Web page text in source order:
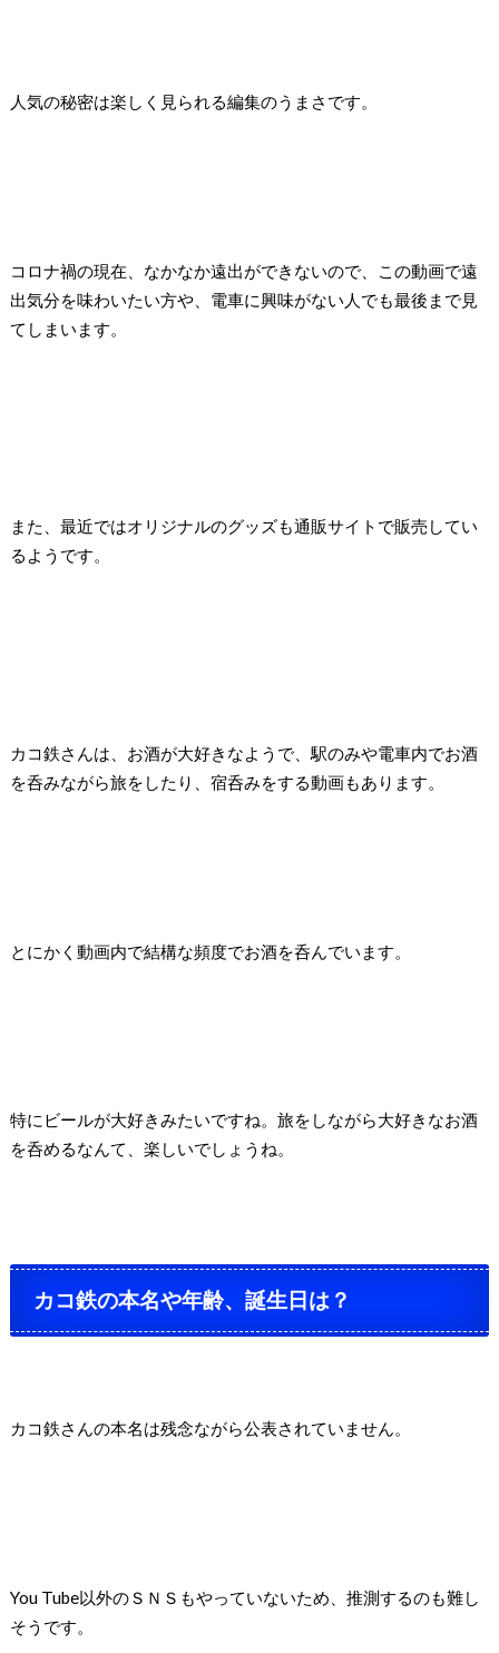
人気の秘密は楽しく見られる編集のうまさです。
コロナ禍の現在、なかなか遠出ができないので、この動画で遠
出気分を味わいたい方や、 電車に興味がない人でも最後まで見
てしまいます。
また、最近ではオリジナルのグッズも通販サイトで販売してい
るようです。
カコ鉄さんは、お酒が大好きなようで、駅のみや電車内でお酒
を呑みながら旅をしたり、宿呑みをする動画もあります。
とにかく動画内で結構な頻度でお酒を呑んでいます。
特にビールが大好きみたいですね。 旅をしながら大好きなお酒
を呑めるなんて、楽しいでしょうね。
カコ鉄の本名や年齢、誕生日は？
カコ鉄さんの本名は残念ながら公表されていません。
You Tube以外のＳＮＳもやっていないため、推測するのも難し
そうです。